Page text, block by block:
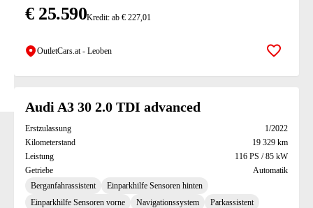
€ 25.590Kredit: ab € 227,01
OutletCars.at - Leoben Zur
Audi A3 30 2.0 TDI advanced
Erstzulassung
1/2022
Kilometerstand
19 329 km
Leistung
116 PS / 85 kW
Getriebe
Automatik
Berganfahrassistent
Einparkhilfe Sensoren hinten
Einparkhilfe Sensoren vorne
Navigationssystem Parkassistent